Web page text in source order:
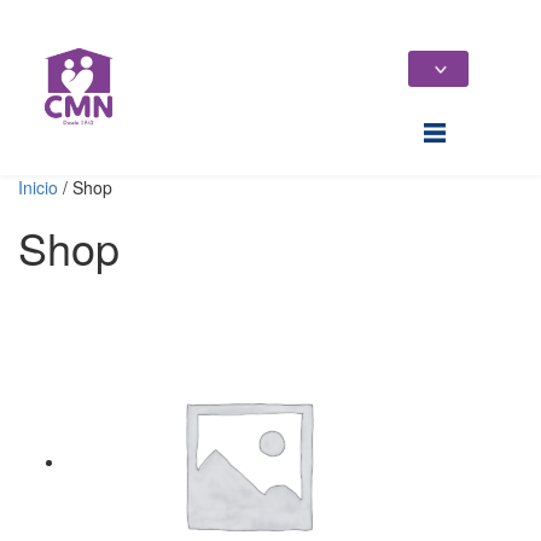
Quiénes Somos
Inicio / Shop
Shop